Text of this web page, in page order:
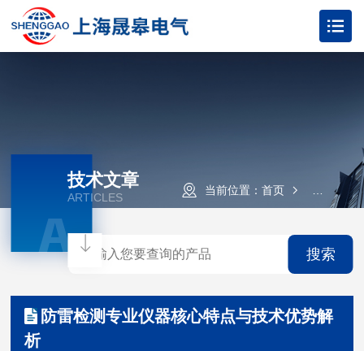
当前位置： 首页 技术文章
A
技术文章
ARTICLES
搜索
防雷检测专业仪器核心特点与技术优势解
析